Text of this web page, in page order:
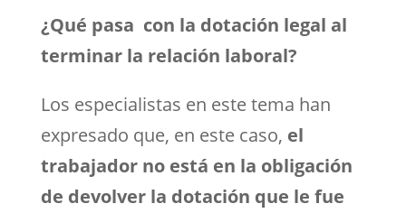
¿Qué pasa con la dotación legal al
terminar la relación laboral?
Los especialistas en este tema han
expresado que, en este caso, el
trabajador no está en la obligación
de devolver la dotación que le fue